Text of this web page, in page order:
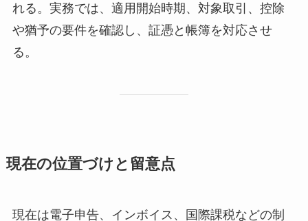
れる。実務では、適用開始時期、対象取引、控除
や猶予の要件を確認し、証憑と帳簿を対応させ
る。
現在の位置づけと留意点
現在は電子申告、インボイス、国際課税などの制